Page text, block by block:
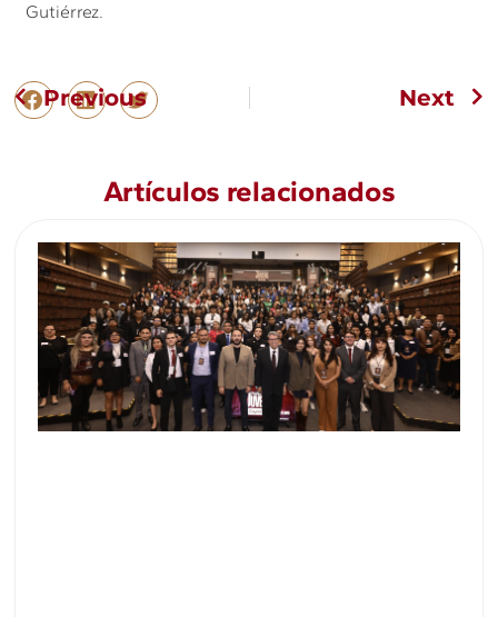
Gutiérrez.
Previous Next
Artículos relacionados